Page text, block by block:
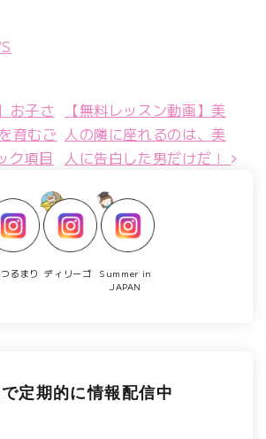
ーション
お子さ
育むご
ク項目
【無料レッスン動画】美
人の隣に座れるのは、美
人に告白した男だけだ！
るまり ディリーゴ
Summer in
JAPAN
定期的に情報配信中